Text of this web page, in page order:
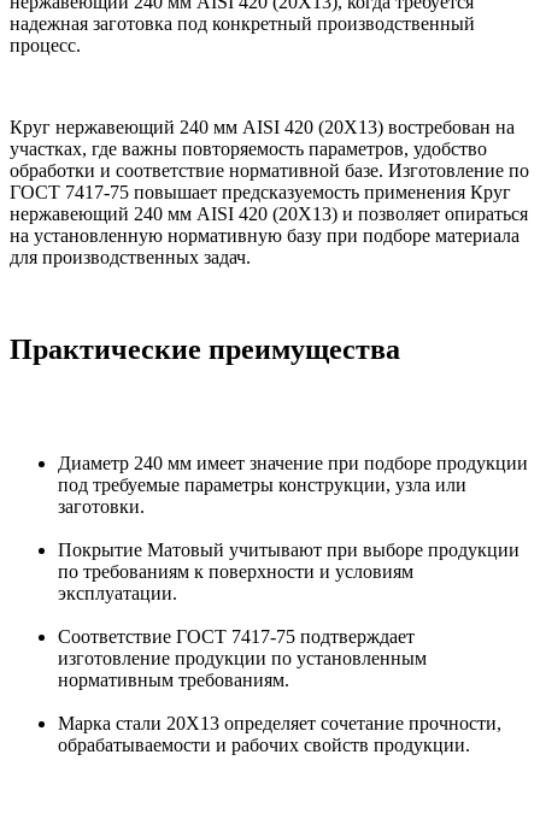
надежная заготовка под конкретный производственный
процесс.
Круг нержавеющий 240 мм AISI 420 (20Х13) востребован на
участках, где важны повторяемость параметров, удобство
обработки и соответствие нормативной базе. Изготовление по
ГОСТ 7417-75 повышает предсказуемость применения Круг
нержавеющий 240 мм AISI 420 (20Х13) и позволяет опираться
на установленную нормативную базу при подборе материала
для производственных задач.
Практические преимущества
Диаметр 240 мм имеет значение при подборе продукции
под требуемые параметры конструкции, узла или
заготовки.
Покрытие Матовый учитывают при выборе продукции
по требованиям к поверхности и условиям
эксплуатации.
Соответствие ГОСТ 7417-75 подтверждает
изготовление продукции по установленным
нормативным требованиям.
Марка стали 20Х13 определяет сочетание прочности,
обрабатываемости и рабочих свойств продукции.